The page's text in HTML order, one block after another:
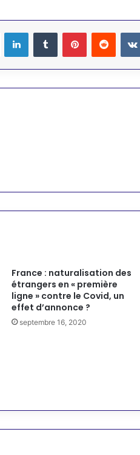
LinkedinTumblr PinterestReddit
France : naturalisation des
étrangers en « première
ligne » contre le Covid, un
effet d’annonce ?
septembre 16, 2020